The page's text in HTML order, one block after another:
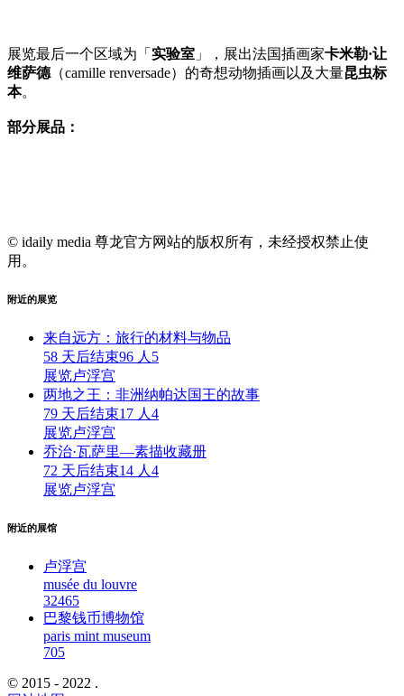
展览最后一个区域为「 实验室 」，展出法国插画家卡米勒·让
维萨德 （camille renversade）的奇想动物插画以及大量昆虫标
本。
部分展品：
© idaily media 尊龙官方网站的版权所有，未经授权禁止使
用。
附近的展览
来自远方：旅行的材料与物品
58 天后结束96 人 5
展览卢浮宫
两地之王：非洲纳帕达国王的故事
79 天后结束17 人 4
展览卢浮宫
乔治·瓦萨里—素描收藏册
72 天后结束14 人 4
展览卢浮宫
附近的展馆
卢浮宫
musée du louvre
32465
巴黎钱币博物馆
paris mint museum
705
© 2015 - 2022 .